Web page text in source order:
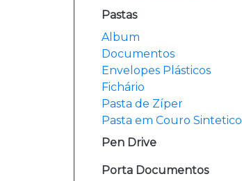
Pastas
Album
Documentos
Envelopes Plásticos
Fichário
Pasta de Zíper
Pasta em Couro Sintetico
Pen Drive
Porta Documentos